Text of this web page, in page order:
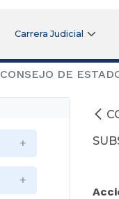
Carrera Judicial
CONSEJO DE